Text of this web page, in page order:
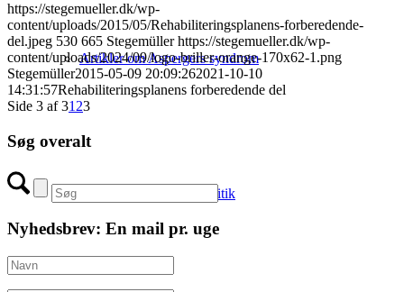
Artikler om Aspergers syndrom
Psykiatri og psykiatripolitik
https://stegemueller.dk/wp-
content/uploads/2015/05/Rehabiliteringsplanens-forberedende-
del.jpeg 530 665 Stegemüller https://stegemueller.dk/wp-
content/uploads/2024/09/logo-briller-orange-170x62-1.png
Stegemüller2015-05-09 20:09:262021-10-10
14:31:57Rehabiliteringsplanens forberedende del
Side 3 af 31 23
Søg overalt
Nyhedsbrev: En mail pr. uge